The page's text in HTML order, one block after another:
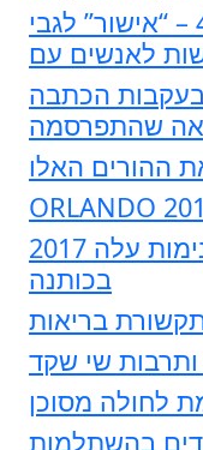
חוות דעת לקראת טופס 4 – “אישור” לגבי
נולדה התנועה 1997 בעקבות הכתבה
ORLANDO
2017 ח”וד – בחינת סיפי נזק לכנימות עלה
בכותנה
בריאות
שי שקד
לחולה מסוכן
בהשתלמות